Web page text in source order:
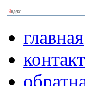
главная